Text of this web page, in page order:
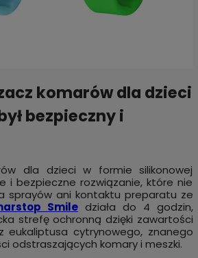
komarów dla dzieci
bezpieczny i
dla dzieci w formie silikonowej
i bezpieczne rozwiązanie, które nie
sprayów ani kontaktu preparatu ze
Smile działa do 4 godzin,
strefę ochronną dzięki zawartości
eukaliptusa cytrynowego, znanego
odstraszających komary i meszki.